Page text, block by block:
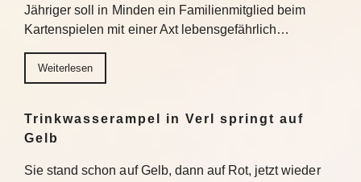
Jähriger soll in Minden ein Familienmitglied beim
Kartenspielen mit einer Axt lebensgefährlich…
Weiterlesen
Trinkwasserampel in Verl springt auf
Gelb
Sie stand schon auf Gelb, dann auf Rot, jetzt wieder